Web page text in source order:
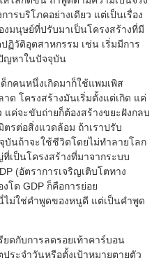
ารบริโภคอย่างเดียว แต่เป็นเรื่อง
มนุษย์ที่ปรับมาเป็นโครงสร้างที่มี
ฏิวัติอุตสาหกรรม เช่น เริ่มมีการ
ญหาในปัจจุบัน
กคนหนึ่งเกิดมาก็ใช้แพมเพิส
ด โครงสร้างมันเริ่มตั้งแต่เกิด แค่
ค่จะขับถ่ายก็ต้องสร้างขยะฝังกลบ
รต่อสิ่งแวดล้อม ถ้าเราปรับ
บันถ้าจะใช้ชีวิตโดยไม่ทำลายโลก
เป็นโครงสร้างที่มาจากระบบ
(อัตราการเจริญเติบโตทาง
โต GDP ก็คือการย่อย
ไม่ใช่คำพูดของหนูดี แต่เป็นคำพูด
ยดกับการลดรอยเท้าคาร์บอน
ระจำวันหรือตั้งเป้าหมายตายตัว